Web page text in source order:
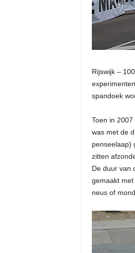
Rijswijk –
spandoek
Toen in
was met de
penseelaap)
zitten
De duur van
gemaakt
neus of